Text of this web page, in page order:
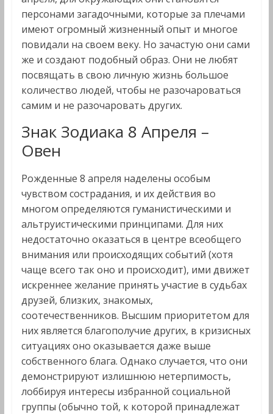
персонами загадочными, которые за плечами
имеют огромный жизненный опыт и многое
повидали на своем веку. Но зачастую они сами
же и создают подобный образ. Они не любят
посвящать в свою личную жизнь большое
количество людей, чтобы не разочароваться
самим и не разочаровать других.
Знак Зодиака 8 Апреля –
Овен
Рожденные 8 апреля наделены особым
чувством сострадания, и их действия во
многом определяются гуманистическими и
альтруистическими принципами. Для них
недостаточно оказаться в центре всеобщего
внимания или происходящих событий (хотя
чаще всего так оно и происходит), ими движет
искреннее желание принять участие в судьбах
друзей, близких, знакомых,
соотечественников. Высшим приоритетом для
них является благополучие других, в кризисных
ситуациях оно оказывается даже выше
собственного блага. Однако случается, что они
демонстрируют излишнюю нетерпимость,
лоббируя интересы избранной социальной
группы (обычно той, к которой принадлежат